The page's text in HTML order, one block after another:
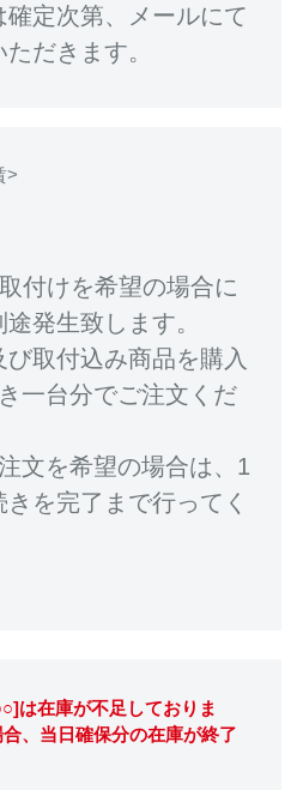
確定次第、メールにて
だきます。
>
付けを希望の場合に
発生致します。
取付込み商品を購入
一台分でご注文くだ
文を希望の場合は、1
を完了まで行ってく
は在庫が不足しておりま
、当日確保分の在庫が終了